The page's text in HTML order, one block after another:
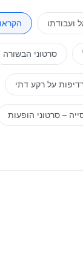
ועבודתו
סרטוני הבשורה
על רקע דתי
– סרטוני הופעות